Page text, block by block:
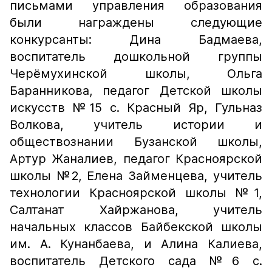
письмами управления образования
были награждены следующие
конкурсанты: Дина Бадмаева,
воспитатель дошкольной группы
Черёмухинской школы, Ольга
Баранникова, педагог Детской школы
искусств №15 с. Красный Яр, Гульназ
Волкова, учитель истории и
обществознании Бузанской школы,
Артур Жаналиев, педагог Красноярской
школы №2, Елена Займенцева, учитель
технологии Красноярской школы №1,
Салтанат Хайржанова, учитель
начальных классов Байбекской школы
им. А. Кунанбаева, и Алина Калиева,
воспитатель Детского сада №6 с.